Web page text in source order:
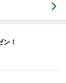
！